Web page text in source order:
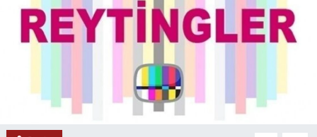
Son Dakika Haberleri
Haber Arşivi